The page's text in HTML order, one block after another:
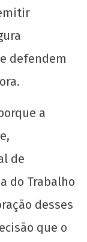
defendem
a
de
do Trabalho
desses
que o